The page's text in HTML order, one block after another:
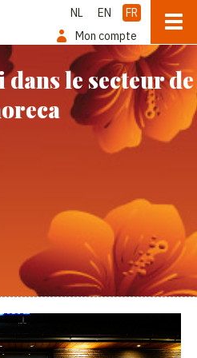
NL EN
FR
Mon compte
le secteur de